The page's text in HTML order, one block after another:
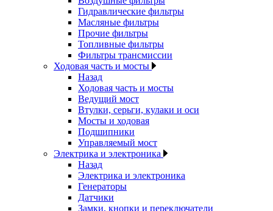
Гидравлические фильтры
Масляные фильтры
Прочие фильтры
Топливные фильтры
Фильтры трансмиссии
Ходовая часть и мосты
Назад
Ходовая часть и мосты
Ведущий мост
Втулки, серьги, кулаки и оси
Мосты и ходовая
Подшипники
Управляемый мост
Электрика и электроника
Назад
Электрика и электроника
Генераторы
Датчики
Замки, кнопки и переключатели